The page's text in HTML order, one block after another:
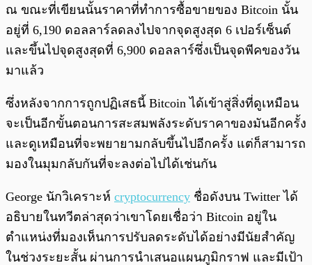
ณ ขณะที่เขียนนั้นราคาที่ทำการซื้อขายของ Bitcoin นั้น
อยู่ที่ 6,190 ดอลลาร์ลดลงไปจากจุดสูงสุด 6 เปอร์เซ็นต์
และขึ้นไปจุดสูงสุดที่ 6,900 ดอลลาร์ซึ่งเป็นจุดพีคของวัน
มาแล้ว
ซึ่งหลังจากการถูกปฏิเสธนี้ Bitcoin ได้เข้าสู่สิ่งที่ดูเหมือน
จะเป็นอีกขั้นตอนการสะสมพลังระดับราคาของมันอีกครั้ง
และดูเหมือนที่จะพยายามกลับขึ้นไปอีกครั้ง แต่ก็สามารถ
มองในมุมกลับกันที่จะลงต่อไปได้เช่นกัน
George นักวิเคราะห์ cryptocurrency ชื่อดังบน Twitter ได้
อธิบายในทวีตล่าสุดว่าเขาโดยเชื่อว่า Bitcoin อยู่ใน
ตำแหน่งที่มองเห็นการปรับลดระดับได้อย่างมีนัยสำคัญ
ในช่วงระยะสั้น ผ่านการนำเสนอแผนภูมิกราฟ และมีเป้า